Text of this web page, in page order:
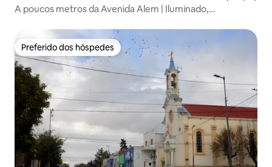
A poucos metros da Avenida Alem | Iluminado,
Preferido dos hóspedes
Preferido dos hóspedes